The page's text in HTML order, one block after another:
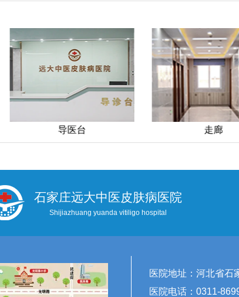
走廊 手术室
石家庄远大中医皮肤病医院
Shijiazhuang yuanda vitiligo hospital
医院地址：河北省石
医院电话：0311-